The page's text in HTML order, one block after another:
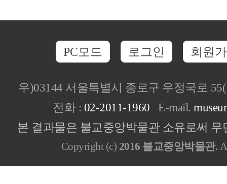
PC모드 로그인 회원
우)03144 서울특별시 종로구 우정국로
전화 : 02-2011-1960 E-mail.
본 결과물은 불교중앙박물관 소유로써
Copyright (c) 2016 불교중앙박물관.